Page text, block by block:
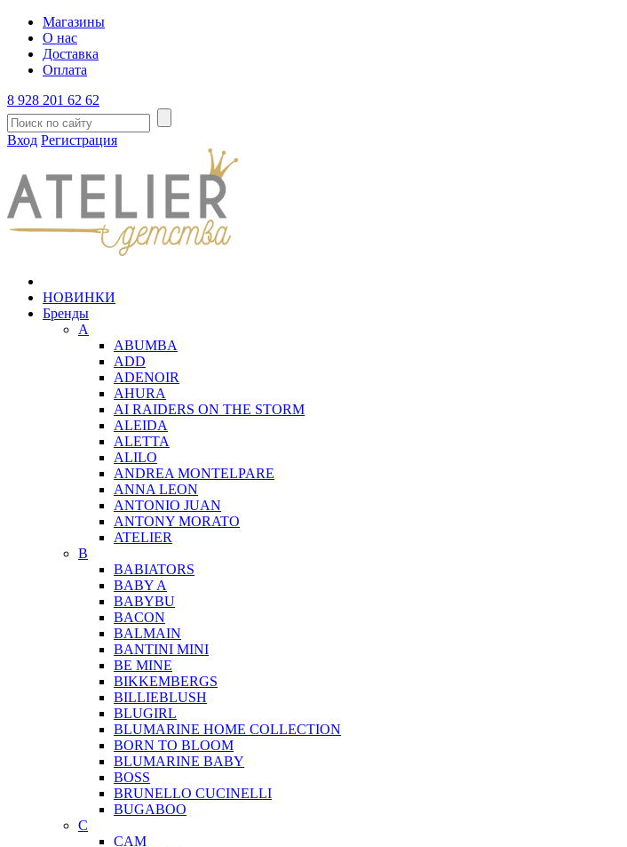
Магазины
О нас
Доставка
Оплата
8 928 201 62 62
Вход Регистрация
НОВИНКИ
Бренды
A
ABUMBA
ADD
ADENOIR
AHURA
AI RAIDERS ON THE STORM
ALEIDA
ALETTA
ALILO
ANDREA MONTELPARE
ANNA LEON
ANTONIO JUAN
ANTONY MORATO
ATELIER
B
BABIATORS
BABY A
BABYBU
BACON
BALMAIN
BANTINI MINI
BE MINE
BIKKEMBERGS
BILLIEBLUSH
BLUGIRL
BLUMARINE HOME COLLECTION
BORN TO BLOOM
BLUMARINE BABY
BOSS
BRUNELLO CUCINELLI
BUGABOO
C
CAM